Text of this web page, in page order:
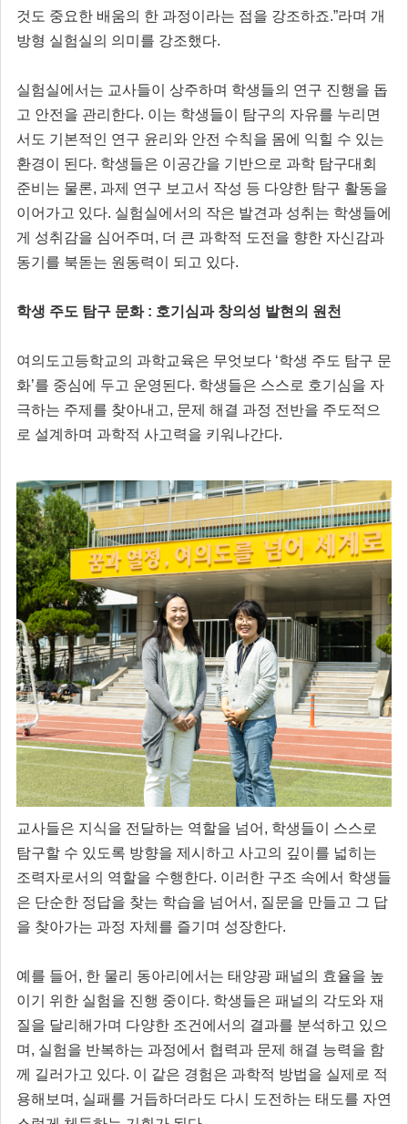
것도 중요한 배움의 한 과정이라는 점을 강조하죠.”라며 개
방형 실험실의 의미를 강조했다.
실험실에서는 교사들이 상주하며 학생들의 연구 진행을 돕
고 안전을 관리한다. 이는 학생들이 탐구의 자유를 누리면
서도 기본적인 연구 윤리와 안전 수칙을 몸에 익힐 수 있는
환경이 된다. 학생들은 이공간을 기반으로 과학 탐구대회
준비는 물론, 과제 연구 보고서 작성 등 다양한 탐구 활동을
이어가고 있다. 실험실에서의 작은 발견과 성취는 학생들에
게 성취감을 심어주며, 더 큰 과학적 도전을 향한 자신감과
동기를 북돋는 원동력이 되고 있다.
학생 주도 탐구 문화 : 호기심과 창의성 발현의 원천
여의도고등학교의 과학교육은 무엇보다 ‘학생 주도 탐구 문
화’를 중심에 두고 운영된다. 학생들은 스스로 호기심을 자
극하는 주제를 찾아내고, 문제 해결 과정 전반을 주도적으
로 설계하며 과학적 사고력을 키워나간다.
교사들은 지식을 전달하는 역할을 넘어, 학생들이 스스로
탐구할 수 있도록 방향을 제시하고 사고의 깊이를 넓히는
조력자로서의 역할을 수행한다. 이러한 구조 속에서 학생들
은 단순한 정답을 찾는 학습을 넘어서, 질문을 만들고 그 답
을 찾아가는 과정 자체를 즐기며 성장한다.
예를 들어, 한 물리 동아리에서는 태양광 패널의 효율을 높
이기 위한 실험을 진행 중이다. 학생들은 패널의 각도와 재
질을 달리해가며 다양한 조건에서의 결과를 분석하고 있으
며, 실험을 반복하는 과정에서 협력과 문제 해결 능력을 함
께 길러가고 있다. 이 같은 경험은 과학적 방법을 실제로 적
용해보며, 실패를 거듭하더라도 다시 도전하는 태도를 자연